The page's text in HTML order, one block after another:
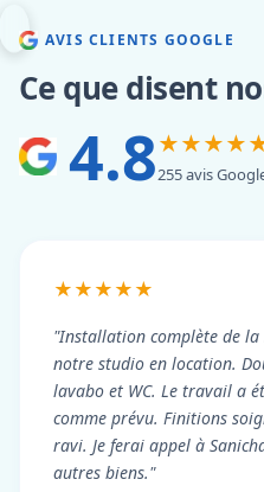
AVIS CLIENTS GOOGLE
Ce que disent
4.8255 avis
★★★★★
"Installation complète de la
notre studio en location.
lavabo et WC. Le travail a
comme prévu. Finitions
ravi. Je ferai appel à
autres biens."